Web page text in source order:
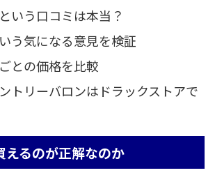
いう口コミは本当？
う気になる意見を検証
との価格を比較
トリーバロンはドラックストアで
えるのが正解なのか